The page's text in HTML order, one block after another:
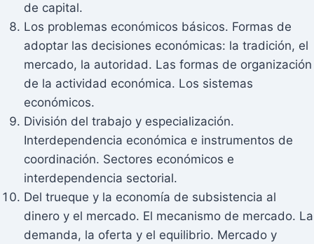
de capital.
Los problemas económicos básicos. Formas de
adoptar las decisiones económicas: la tradición, el
mercado, la autoridad. Las formas de organización
de la actividad económica. Los sistemas
económicos.
División del trabajo y especialización.
Interdependencia económica e instrumentos de
coordinación. Sectores económicos e
interdependencia sectorial.
Del trueque y la economía de subsistencia al
dinero y el mercado. El mecanismo de mercado. La
demanda, la oferta y el equilibrio. Mercado y